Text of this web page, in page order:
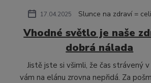
17.04.2025 Slunce na zdraví =
Vhodné světlo je naše
dobrá nálada
Jistě jste si všimli, že čas strávený
vám na elánu zrovna nepřidá. Za